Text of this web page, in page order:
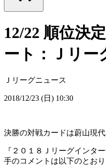
12/22 順位決
ート：Ｊリー
Ｊリーグニュース
2018/12/23 (日) 10:30
決勝の対戦カードは蔚山現
『２０１８Ｊリーグインタ
手のコメントは以下のとおり